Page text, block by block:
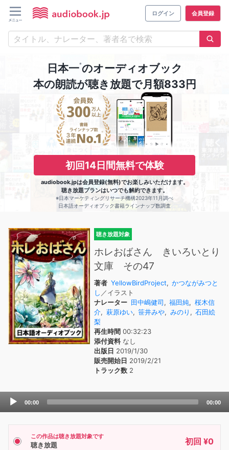
ログイン 会員登録
日本一※のオーディオブック
本の朗読が聴き放題で月額833円
初回14日間無料で体験
audiobook.jpは会員登録(無料)でお楽しみいただけます。
聴き放題プランはいつでも解約できます。
※日本マーケティングリサーチ機構2023年11月調べ
日本語オーディオブック書籍ラインナップ数調査
聴き放題対象
ホレおばさん きいろいとり
文庫 その47
著者 YellowBirdProject, かつながみつと
し ／イラスト
ナレーター 田中嶋健司, 福田純, 桜木信
介, 萩原ゆい, 笹井みや, みのり , 石田絵
梨
再生時間 00:32:23
添付資料なし
出版日 2019/1/30
販売開始日 2019/2/21
トラック数 2
Audio
00:00 00:00
この作品は聴き放題対象です
聴き放題 初回 ¥0